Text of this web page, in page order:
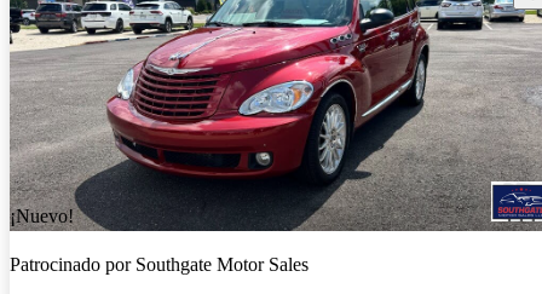
¡Nuevo!
Patrocinado por Southgate Motor Sales